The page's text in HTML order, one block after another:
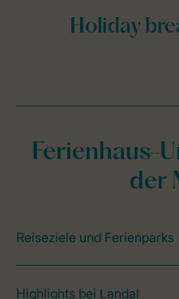
Ferienhaus-
der
Reiseziele und Ferienparks
Highlights bei Landal